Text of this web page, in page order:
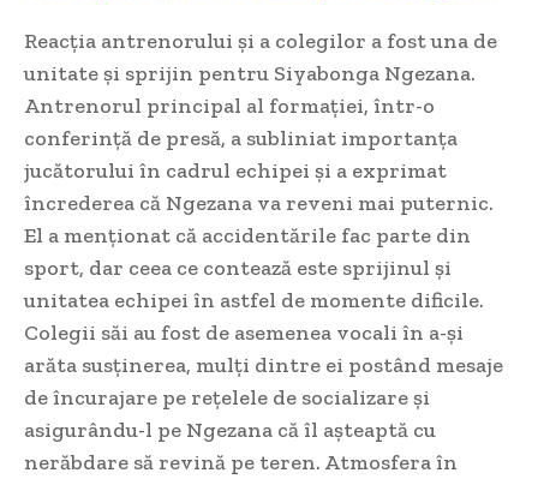
Reacția antrenorului și a colegilor a fost una de
unitate și sprijin pentru Siyabonga Ngezana.
Antrenorul principal al formației, într-o
conferință de presă, a subliniat importanța
jucătorului în cadrul echipei și a exprimat
încrederea că Ngezana va reveni mai puternic.
El a menționat că accidentările fac parte din
sport, dar ceea ce contează este sprijinul și
unitatea echipei în astfel de momente dificile.
Colegii săi au fost de asemenea vocali în a-și
arăta susținerea, mulți dintre ei postând mesaje
de încurajare pe rețelele de socializare și
asigurându-l pe Ngezana că îl așteaptă cu
nerăbdare să revină pe teren. Atmosfera în